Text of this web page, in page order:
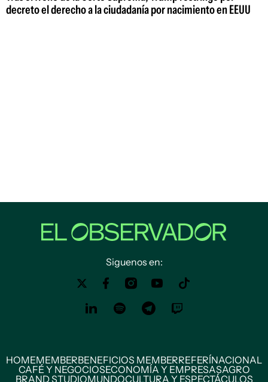
decreto el derecho a la ciudadanía por nacimiento en EEUU
Siguenos en:
HOMEMEMBERBENEFICIOS MEMBERREFERÍNACIONAL
CAFÉ Y NEGOCIOSECONOMÍA Y EMPRESASAGRO
BRAND STUDIOMUNDOCULTURA Y ESPECTÁCULOS